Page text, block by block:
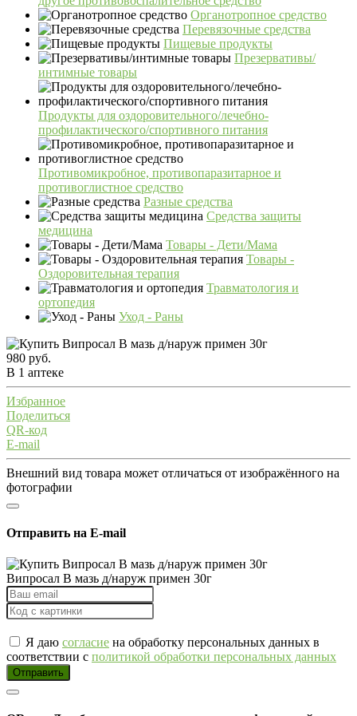
Органотропное средство
Перевязочные средства
Пищевые продукты
Презервативы/
интимные товары
Продукты для оздоровительного/лечебно-
профилактического/спортивного питания
Противомикробное, противопаразитарное и
противоглистное средство
Разные средства
Средства защиты
медицина
Товары - Дети/Мама
Товары -
Оздоровительная терапия
Травматология и
ортопедия
Уход - Раны
980 руб.
В 1 аптеке
Избранное
Поделиться
QR-код
E-mail
Внешний вид товара может отличаться от изображённого на
фотографии
Отправить на E-mail
Випросал В мазь д/наруж примен 30г
Я даю согласие на обработку персональных данных в
соответствии с политикой обработки персональных данных
Отправить